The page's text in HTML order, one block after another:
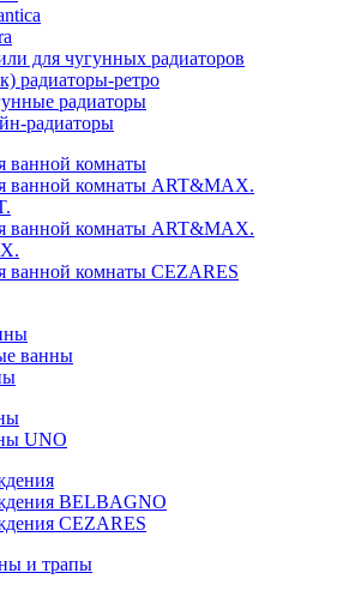
для чугунных радиаторов
радиаторы-ретро
радиаторы
радиаторы
ванной комнаты
ванной комнаты ART&MAX.
ванной комнаты ART&MAX.
ванной комнаты CEZARES
ванны
UNO
BELBAGNO
CEZARES
и трапы